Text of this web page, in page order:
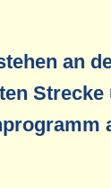
an
Strecke